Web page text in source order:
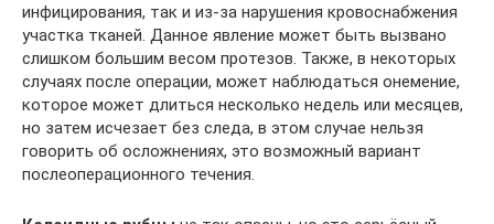
инфицирования, так и из-за нарушения кровоснабжения
участка тканей. Данное явление может быть вызвано
слишком большим весом протезов. Также, в некоторых
случаях после операции, может наблюдаться онемение,
которое может длиться несколько недель или месяцев,
но затем исчезает без следа, в этом случае нельзя
говорить об осложнениях, это возможный вариант
послеоперационного течения.